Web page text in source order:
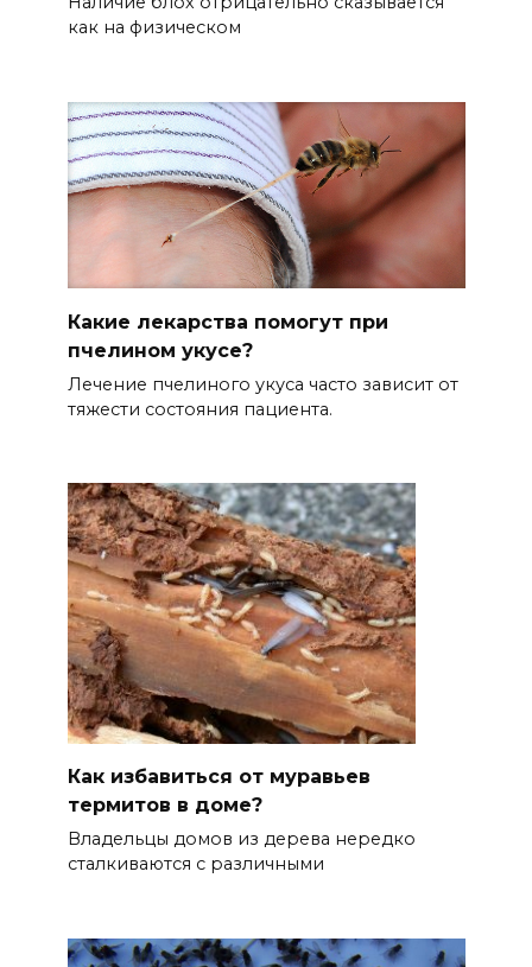
как на физическом
Какие лекарства помогут при
пчелином укусе?
Лечение пчелиного укуса часто зависит от
тяжести состояния пациента.
Как избавиться от муравьев
термитов в доме?
Владельцы домов из дерева нередко
сталкиваются с различными